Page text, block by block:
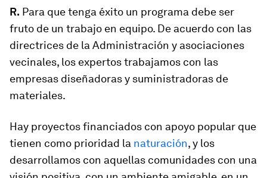
R. Para que tenga éxito un programa debe ser
fruto de un trabajo en equipo. De acuerdo con las
directrices de la Administración y asociaciones
vecinales, los expertos trabajamos con las
empresas diseñadoras y suministradoras de
materiales.
Hay proyectos financiados con apoyo popular que
tienen como prioridad la naturación,y los
desarrollamos con aquellas comunidades con una